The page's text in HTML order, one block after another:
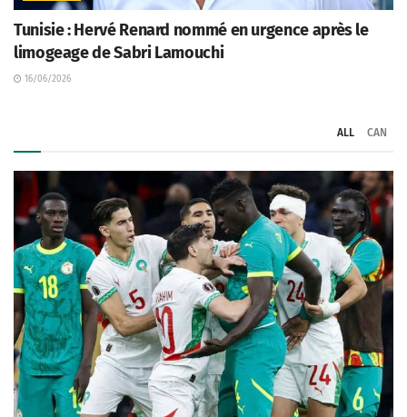
Tunisie : Hervé Renard nommé en urgence après le
limogeage de Sabri Lamouchi
16/06/2026
ALL CAN